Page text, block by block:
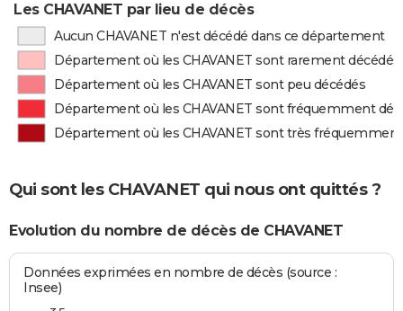
Les CHAVANET par lieu de décès
Aucun CHAVANET n'est décédé dans ce département
Département où les CHAVANET sont rarement décédés
Département où les CHAVANET sont peu décédés
Département où les CHAVANET sont fréquemment
Département où les CHAVANET sont très
Qui sont les CHAVANET qui nous ont quittés ?
Evolution du nombre de décès de CHAVANET
Données exprimées en nombre de décès (source :
Insee)